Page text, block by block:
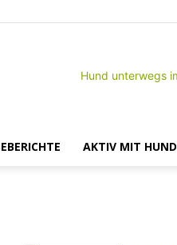
AKTIV MIT HUND